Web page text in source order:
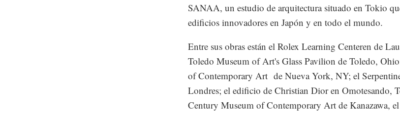
SANAA, un estudio de arquitectura situado en Tokio
edificios innovadores en Japón y en todo el mundo.
Entre sus obras están el Rolex Learning Centeren de
Toledo Museum of Art's Glass Pavilion de Toledo,
of Contemporary Art de Nueva York, NY; el
Londres; el edificio de Christian Dior en Omotesando,
Century Museum of Contemporary Art de Kanazawa,